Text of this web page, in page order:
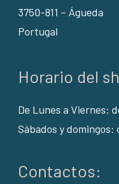
3750-811 – Águeda
Portugal
Horario del
De Lunes a Viernes:
Sábados y
Contactos: